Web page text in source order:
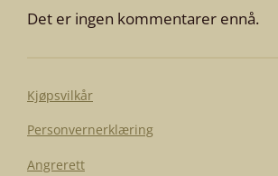
Det er ingen kommentarer ennå.
Kjøpsvilkår
Personvernerklæring
Angrerett